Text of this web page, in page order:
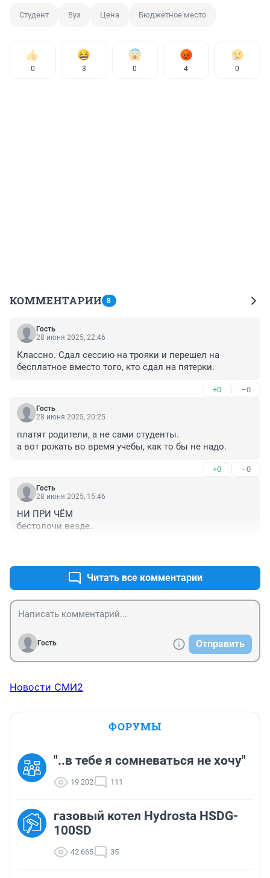
Студент Вуз Цена Бюджетное место
0 3 0 4 0
КОММЕНТАРИИ 8
Гость
28 июня 2025, 22:46
Классно. Сдал сессию на трояки и перешел на
бесплатное вместо того, кто сдал на пятерки.
+0 –0
Гость
28 июня 2025, 20:25
платят родители, а не сами студенты.
а вот рожать во время учебы, как то бы не надо.
+0 –0
Гость
28 июня 2025, 15:46
НИ ПРИ ЧЁМ
бестолочи везде..
Читать все комментарии
Гость Отправить
Новости СМИ2
ФОРУМЫ
"..в тебе я сомневаться не хочу"
19 202 111
газовый котел Hydrosta HSDG-
100SD
42 665 35